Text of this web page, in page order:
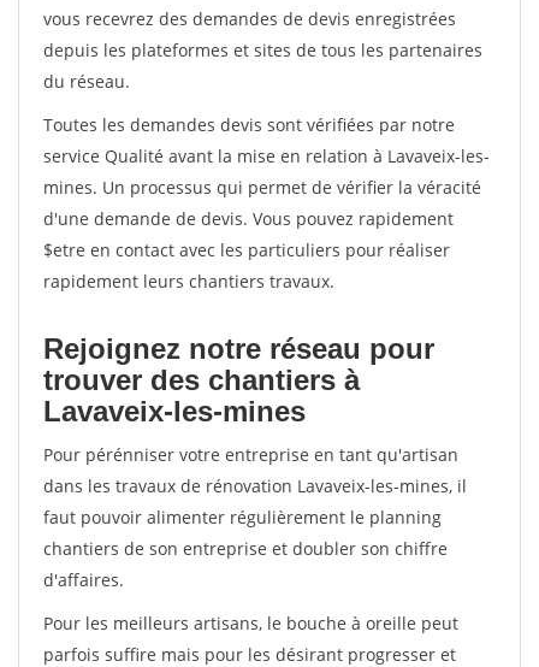
vous recevrez des demandes de devis enregistrées
depuis les plateformes et sites de tous les partenaires
du réseau.
Toutes les demandes devis sont vérifiées par notre
service Qualité avant la mise en relation à Lavaveix-les-
mines. Un processus qui permet de vérifier la véracité
d'une demande de devis. Vous pouvez rapidement
$etre en contact avec les particuliers pour réaliser
rapidement leurs chantiers travaux.
Rejoignez notre réseau pour
trouver des chantiers à
Lavaveix-les-mines
Pour pérénniser votre entreprise en tant qu'artisan
dans les travaux de rénovation Lavaveix-les-mines, il
faut pouvoir alimenter régulièrement le planning
chantiers de son entreprise et doubler son chiffre
d'affaires.
Pour les meilleurs artisans, le bouche à oreille peut
parfois suffire mais pour les désirant progresser et